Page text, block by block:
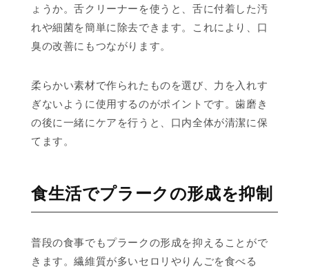
ょうか。舌クリーナーを使うと、舌に付着した汚
れや細菌を簡単に除去できます。これにより、口
臭の改善にもつながります。
柔らかい素材で作られたものを選び、力を入れす
ぎないように使用するのがポイントです。歯磨き
の後に一緒にケアを行うと、口内全体が清潔に保
てます。
食生活でプラークの形成を抑制
普段の食事でもプラークの形成を抑えることがで
きます。繊維質が多いセロリやりんごを食べる